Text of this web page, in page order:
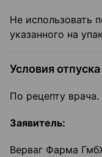
Не использовать
указанного на
Условия
По рецепту врача.
Заявитель:
Верваг Фарма